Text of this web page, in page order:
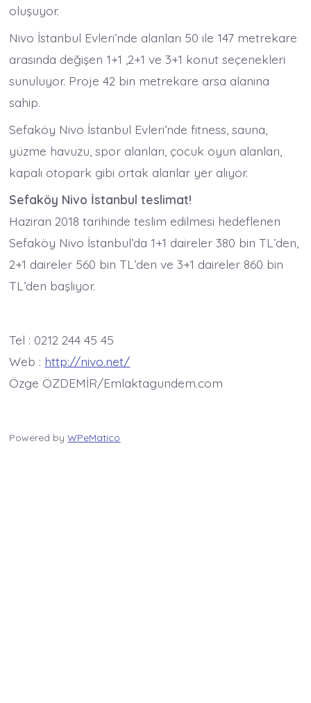
oluşuyor.
Nivo İstanbul Evleri’nde alanları 50 ile 147 metrekare
arasında değişen 1+1 ,2+1 ve 3+1 konut seçenekleri
sunuluyor. Proje 42 bin metrekare arsa alanına
sahip.
Sefaköy Nivo İstanbul Evleri’nde fitness, sauna,
yüzme havuzu, spor alanları, çocuk oyun alanları,
kapalı otopark gibi ortak alanlar yer alıyor.
Sefaköy Nivo İstanbul teslimat!
Haziran 2018 tarihinde teslim edilmesi hedeflenen
Sefaköy Nivo İstanbul’da 1+1 daireler 380 bin TL’den,
2+1 daireler 560 bin TL’den ve 3+1 daireler 860 bin
TL’den başlıyor.
Tel : 0212 244 45 45
Web : http://nivo.net/
Özge ÖZDEMİR/Emlaktagundem.com
Powered byWPeMatico